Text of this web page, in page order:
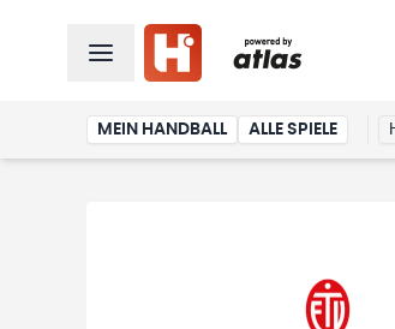
MEIN HANDBALL ALLE SPIELE